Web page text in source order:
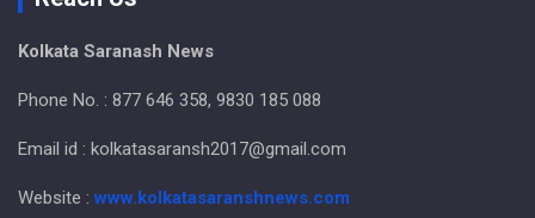
Kolkata Saranash News
Phone No. : 877 646 358, 9830 185 088
Email id : kolkatasaransh2017@gmail.com
Website : www.kolkatasaranshnews.com